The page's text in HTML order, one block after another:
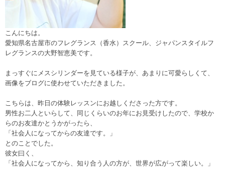
こんにちは。
愛知県名古屋市のフレグランス（香水）スクール、ジャパンスタイルフ
レグランスの大野智恵美です。
まっすぐにメスシリンダーを見ている様子が、あまりに可愛らしくて、
画像をブログに使わせていただきました。
こちらは、昨日の体験レッスンにお越しくださった方です。
男性お二人といらして、同じくらいのお年にお見受けしたので、学校か
らのお友達かとうかがったら、
「社会人になってからの友達です。」
とのことでした。
彼女曰く、
「社会人になってから、知り合う人の方が、世界が広がって楽しい。」